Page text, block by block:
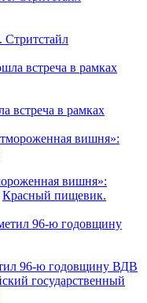
Стритстайл
встреча в рамках
вишня»:
Красный пищевик.
96-ю годовщину ВДВ
государственный